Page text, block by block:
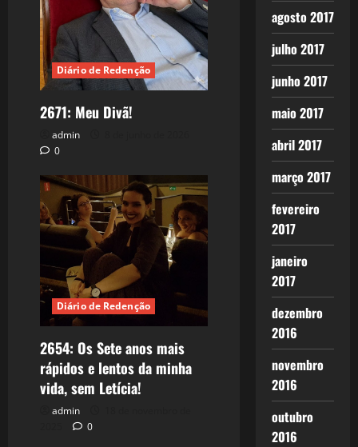
Diário de Redenção
2671: Meu Divã!
admin
0
Diário de Redenção
2654: Os Sete anos mais
rápidos e lentos da minha
vida, sem Letícia!
admin
0
agosto 2017
julho 2017
junho 2017
maio 2017
abril 2017
março 2017
fevereiro
2017
janeiro
2017
dezembro
2016
novembro
2016
outubro
2016